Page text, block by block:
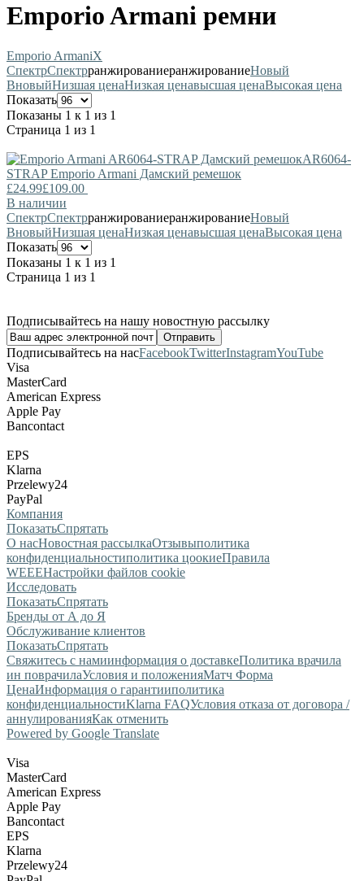
Emporio Armani ремни
Emporio ArmaniX
СпектрСпектрранжированиеранжированиеНовый
ВновыйНизшая ценаНизкая ценавысшая ценаВысокая цена
Показать
Показаны 1 к 1 из 1
Страница 1 из 1
AR6064-
STRAPEmporio Armani Дамский ремешок
£24.99£109.00
В наличии
СпектрСпектрранжированиеранжированиеНовый
ВновыйНизшая ценаНизкая ценавысшая ценаВысокая цена
Показать
Показаны 1 к 1 из 1
Страница 1 из 1
Подписывайтесь на нашу новостную рассылку
Подписывайтесь на насFacebookTwitterInstagramYouTube
Visa
MasterCard
American Express
Apple Pay
Bancontact
EPS
Klarna
Przelewy24
PayPal
Компания
ПоказатьСпрятать
О насНовостная рассылкаОтзывыполитика
конфиденциальностиполитика цоокиеПравила
WEEEНастройки файлов cookie
Исследовать
ПоказатьСпрятать
Бренды от А до Я
Обслуживание клиентов
ПоказатьСпрятать
Свяжитесь с намиинформация о доставкеПолитика врачила
ин поврачилаУсловия и положенияМатч Форма
ЦенаИнформация о гарантииполитика
конфиденциальностиKlarna FAQУсловия отказа от договора /
аннулированияКак отменить
Powered by Google Translate
Visa
MasterCard
American Express
Apple Pay
Bancontact
EPS
Klarna
Przelewy24